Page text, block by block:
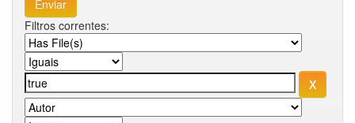
Filtros correntes: